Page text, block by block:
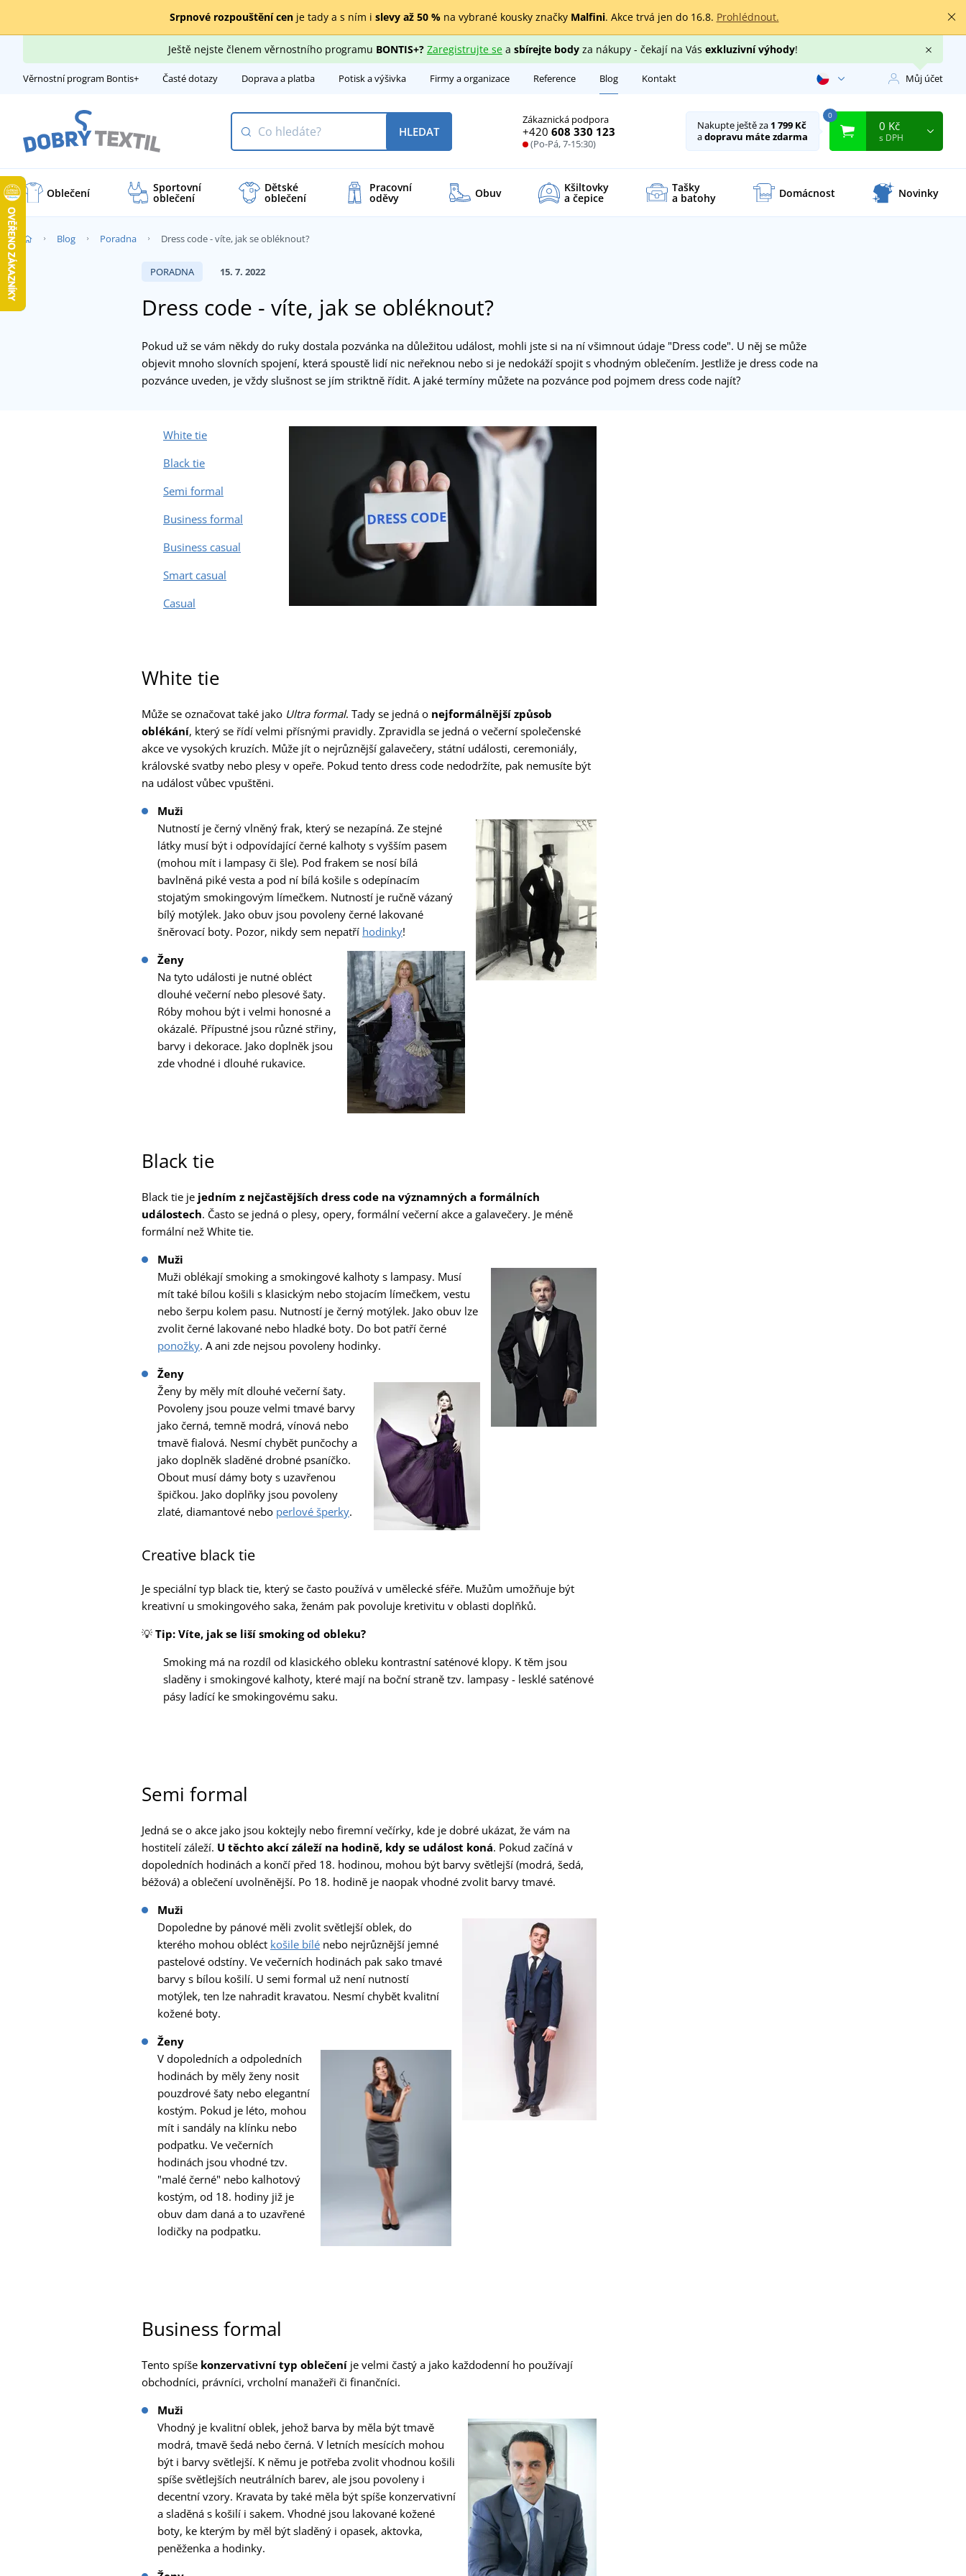
Srpnové rozpouštění cenje tady a s ním i slevy až 50 %na vybrané kousky značky Malfini. Akce trvá jen do 16.8. Prohlédnout.
Ještě nejste členem věrnostního programu BONTIS+? Zaregistrujte sea sbírejte bodyza nákupy - čekají na Vás exkluzivní výhody!
Věrnostní program Bontis+ Časté dotazy Doprava a platba Potisk a výšivka Firmy a organizace Reference Blog Kontakt Můj účet
Zákaznická podpora
+420 608 330 123
(Po-Pá, 7-15:30)
HLEDAT Nakupte ještě za 1 799 Kč
adopravu máte zdarma
0
0 Kč
s DPH
Oblečení Sportovní
oblečení
Dětské
oblečení
Pracovní
oděvy Obuv Kšiltovky
a čepice
Tašky
a batohy Domácnost Novinky
Blog Poradna Dress code - víte, jak se obléknout?
PORADNA 15. 7. 2022
Dress code - víte, jak se obléknout?
Pokud už se vám někdy do ruky dostala pozvánka na důležitou událost, mohli jste si na ní všimnout údaje "Dress code". U něj se může
objevit mnoho slovních spojení, která spoustě lidí nic neřeknou nebo si je nedokáží spojit s vhodným oblečením. Jestliže je dress code na
pozvánce uveden, je vždy slušnost se jím striktně řídit. A jaké termíny můžete na pozvánce pod pojmem dress code najít?
White tie
Black tie
Semi formal
Business formal
Business casual
Smart casual
Casual
White tie
Může se označovat také jako Ultra formal. Tady se jedná o nejformálnější způsob
oblékání, který se řídí velmi přísnými pravidly. Zpravidla se jedná o večerní společenské
akce ve vysokých kruzích. Může jít o nejrůznější galavečery, státní události, ceremoniály,
královské svatby nebo plesy v opeře. Pokud tento dress code nedodržíte, pak nemusíte být
na událost vůbec vpuštěni.
Muži
Nutností je černý vlněný frak, který se nezapíná. Ze stejné
látky musí být i odpovídající černé kalhoty s vyšším pasem
(mohou mít i lampasy či šle). Pod frakem se nosí bílá
bavlněná piké vesta a pod ní bílá košile s odepínacím
stojatým smokingovým límečkem. Nutností je ručně vázaný
bílý motýlek. Jako obuv jsou povoleny černé lakované
šněrovací boty. Pozor, nikdy sem nepatří hodinky!
Ženy
Na tyto události je nutné obléct
dlouhé večerní nebo plesové šaty.
Róby mohou být i velmi honosné a
okázalé. Přípustné jsou různé střiny,
barvy i dekorace. Jako doplněk jsou
zde vhodné i dlouhé rukavice.
Black tie
Black tie je jedním z nejčastějších dress code na významných a formálních
událostech. Často se jedná o plesy, opery, formální večerní akce a galavečery. Je méně
formální než White tie.
Muži
Muži oblékají smoking a smokingové kalhoty s lampasy. Musí
mít také bílou košili s klasickým nebo stojacím límečkem, vestu
nebo šerpu kolem pasu. Nutností je černý motýlek. Jako obuv lze
zvolit černé lakované nebo hladké boty. Do bot patří černé
ponožky. A ani zde nejsou povoleny hodinky.
Ženy
Ženy by měly mít dlouhé večerní šaty.
Povoleny jsou pouze velmi tmavé barvy
jako černá, temně modrá, vínová nebo
tmavě fialová. Nesmí chybět punčochy a
jako doplněk sladěné drobné psaníčko.
Obout musí dámy boty s uzavřenou
špičkou. Jako doplňky jsou povoleny
zlaté, diamantové nebo perlové šperky.
Creative black tie
Je speciální typ black tie, který se často používá v umělecké sféře. Mužům umožňuje být
kreativní u smokingového saka, ženám pak povoluje kretivitu v oblasti doplňků.
💡 Tip: Víte, jak se liší smoking od obleku?
Smoking má na rozdíl od klasického obleku kontrastní saténové klopy. K těm jsou
sladěny i smokingové kalhoty, které mají na boční straně tzv. lampasy - lesklé saténové
pásy ladící ke smokingovému saku.
Semi formal
Jedná se o akce jako jsou koktejly nebo firemní večírky, kde je dobré ukázat, že vám na
hostitelí záleží. U těchto akcí záleží na hodině, kdy se událost koná. Pokud začíná v
dopoledních hodinách a končí před 18. hodinou, mohou být barvy světlejší (modrá, šedá,
béžová) a oblečení uvolněnější. Po 18. hodině je naopak vhodné zvolit barvy tmavé.
Muži
Dopoledne by pánové měli zvolit světlejší oblek, do
kterého mohou obléct košile bílé nebo nejrůznější jemné
pastelové odstíny. Ve večerních hodinách pak sako tmavé
barvy s bílou košilí. U semi formal už není nutností
motýlek, ten lze nahradit kravatou. Nesmí chybět kvalitní
kožené boty.
Ženy
V dopoledních a odpoledních
hodinách by měly ženy nosit
pouzdrové šaty nebo elegantní
kostým. Pokud je léto, mohou
mít i sandály na klínku nebo
podpatku. Ve večerních
hodinách jsou vhodné tzv.
"malé černé" nebo kalhotový
kostým, od 18. hodiny již je
obuv dam daná a to uzavřené
lodičky na podpatku.
Business formal
Tento spíše konzervativní typ oblečení je velmi častý a jako každodenní ho používají
obchodníci, právníci, vrcholní manažeři či finančníci.
Muži
Vhodný je kvalitní oblek, jehož barva by měla být tmavě
modrá, tmavě šedá nebo černá. V letních mesících mohou
být i barvy světlejší. K němu je potřeba zvolit vhodnou košili
spíše světlejších neutrálních barev, ale jsou povoleny i
decentní vzory. Kravata by také měla být spíše konzervativní
a sladěná s košilí i sakem. Vhodné jsou lakované kožené
boty, ke kterým by měl být sladěný i opasek, aktovka,
peněženka a hodinky.